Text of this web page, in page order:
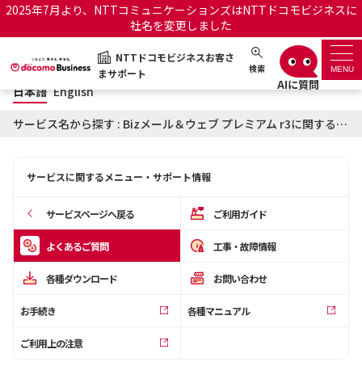
2025年7月より、NTTコミュニケーションズはNTTドコモビジネスに
社名を変更しました
NTTドコモビジネスお客さ
まサポート
検索 MENU
NTTドコモビジネスお客さまサポート 日本語 English
サポートトップ
お知らせ サポートサイトの使い方
OCNのお客さまはこちら
工事・故障情報通知サー
オフィシャルサイト
日本語 English
サービス名から探す : Bizメール＆ウェブ プレミアム r3に関するよくあるご質問
サービスに関するメニュー・サポート情報
サービスページへ戻る ご利用ガイド
よくあるご質問 工事・故障情報
各種ダウンロード お問い合わせ
お手続き 各種マニュアル
ご利用上の注意